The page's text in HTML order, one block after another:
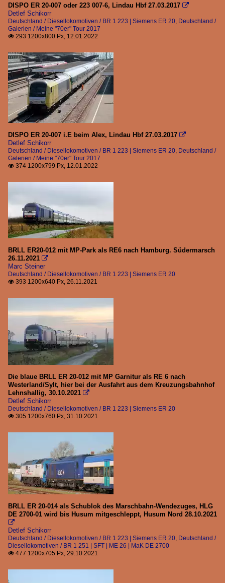
DISPO ER 20-007 oder 223 007-6, Lindau Hbf 27.03.2017 
Detlef Schikorr
Deutschland / Diesellokomotiven / BR 1 223 | Siemens ER 20, Deutschland /
Galerien / Meine "70er" Tour 2017
 293 1200x800 Px, 12.01.2022
DISPO ER 20-007 i.E beim Alex, Lindau Hbf 27.03.2017 
Detlef Schikorr
Deutschland / Diesellokomotiven / BR 1 223 | Siemens ER 20, Deutschland /
Galerien / Meine "70er" Tour 2017
 374 1200x799 Px, 12.01.2022
BRLL ER20-012 mit MP-Park als RE6 nach Hamburg. Südermarsch
26.11.2021 
Marc Steiner
Deutschland / Diesellokomotiven / BR 1 223 | Siemens ER 20
 393 1200x640 Px, 26.11.2021
Die blaue BRLL ER 20-012 mit MP Garnitur als RE 6 nach
Westerland/Sylt, hier bei der Ausfahrt aus dem Kreuzungsbahnhof
Lehnshallig, 30.10.2021 
Detlef Schikorr
Deutschland / Diesellokomotiven / BR 1 223 | Siemens ER 20
 305 1200x760 Px, 31.10.2021
BRLL ER 20-014 als Schublok des Marschbahn-Wendezuges, HLG
DE 2700-01 wird bis Husum mitgeschleppt, Husum Nord 28.10.2021

Detlef Schikorr
Deutschland / Diesellokomotiven / BR 1 223 | Siemens ER 20, Deutschland /
Diesellokomotiven / BR 1 251 | SFT | ME 26 | MaK DE 2700
 477 1200x705 Px, 29.10.2021